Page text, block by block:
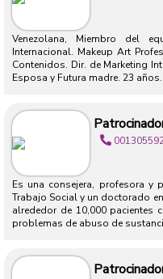
Venezolana, Miembro del
Internacional. Makeup Art
Contenidos. Dir. de Marketing
Esposa y Futura madre. 23 años.
Es una consejera, profesora y
Trabajo Social y un doctorado
alrededor de 10,000 pacientes
problemas de abuso de